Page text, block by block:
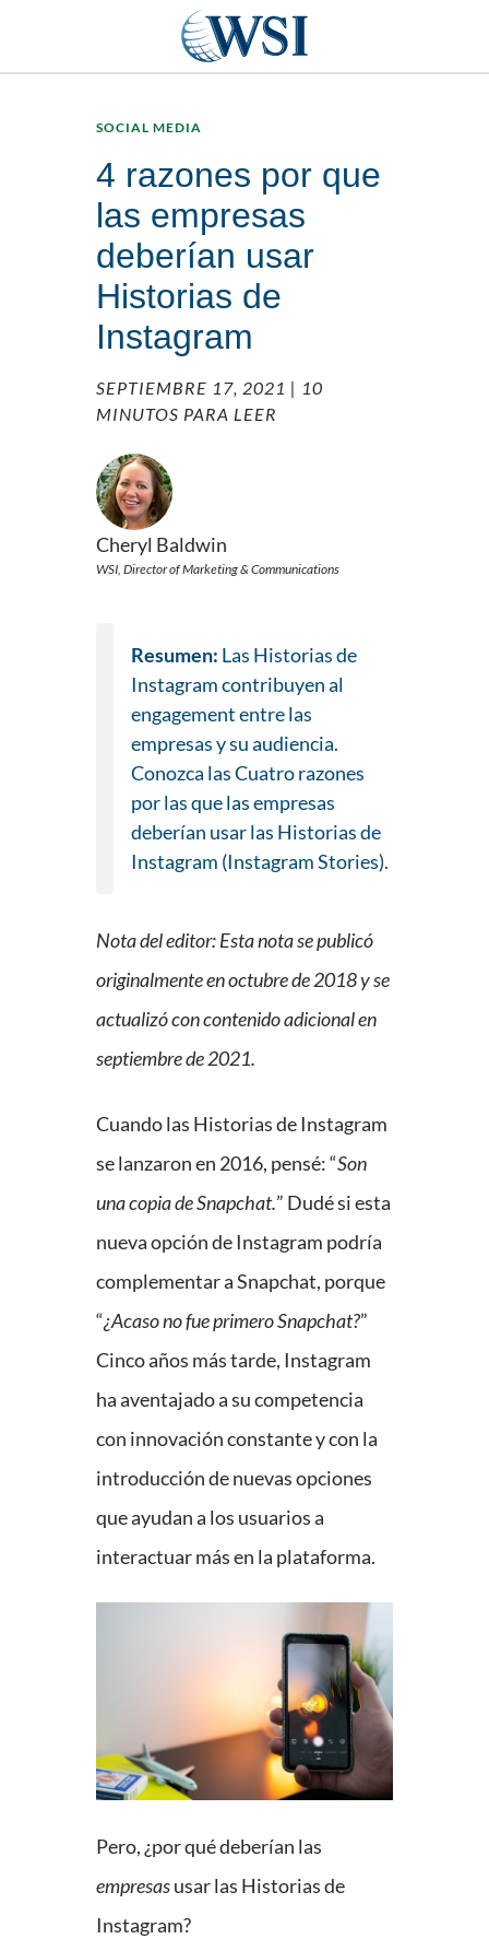
SOCIAL MEDIA
4 razones por que
las empresas
deberían usar
Historias de
Instagram
SEPTIEMBRE 17, 2021 | 10
MINUTOS PARA LEER
Cheryl Baldwin
WSI, Director of Marketing & Communications
Resumen: Las Historias de
Instagram contribuyen al
engagement entre las
empresas y su audiencia.
Conozca las Cuatro razones
por las que las empresas
deberían usar las Historias de
Instagram (Instagram Stories).
Nota del editor: Esta nota se publicó
originalmente en octubre de 2018 y se
actualizó con contenido adicional en
septiembre de 2021.
Cuando las Historias de Instagram
se lanzaron en 2016, pensé: “Son
una copia de Snapchat.” Dudé si esta
nueva opción de Instagram podría
complementar a Snapchat, porque
“¿Acaso no fue primero Snapchat?”
Cinco años más tarde, Instagram
ha aventajado a su competencia
con innovación constante y con la
introducción de nuevas opciones
que ayudan a los usuarios a
interactuar más en la plataforma.
Pero, ¿por qué deberían las
empresasusar las Historias de
Instagram?